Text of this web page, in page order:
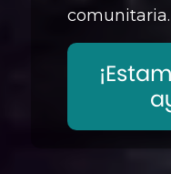
comunitaria.